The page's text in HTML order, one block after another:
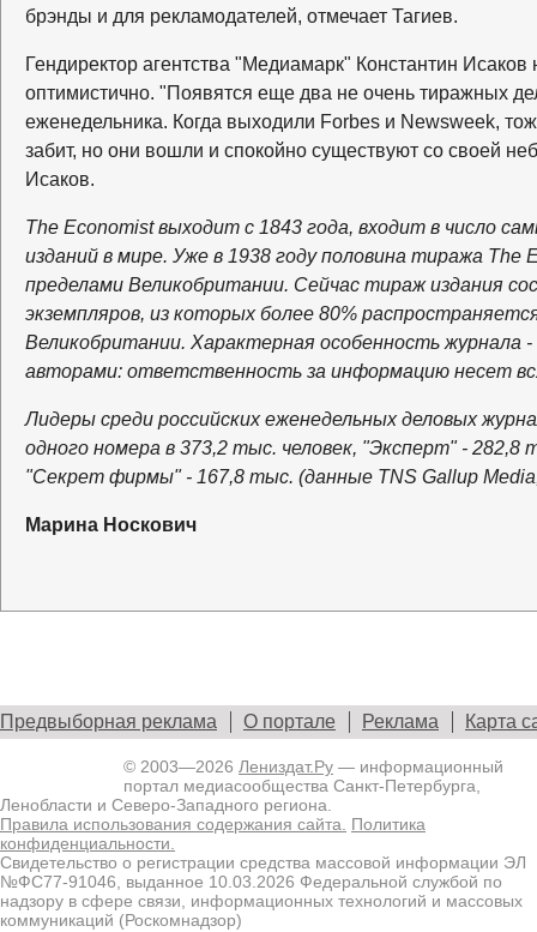
брэнды и для рекламодателей, отмечает Тагиев.
Гендиректор агентства "Медиамарк" Константин Исаков
оптимистично. "Появятся еще два не очень тиражных
еженедельника. Когда выходили Forbes и Newsweek,
забит, но они вошли и спокойно существуют со своей
Исаков.
The Economist выходит с 1843 года, входит в число
изданий в мире. Уже в 1938 году половина тиража The
пределами Великобритании. Сейчас тираж издания
экземпляров, из которых более 80%
Великобритании. Характерная особенность журнала
авторами: ответственность за информацию несет
Лидеры среди российских еженедельных деловых
одного номера в 373,2 тыс. человек, "Эксперт" -
"Секрет фирмы" - 167,8 тыс. (данные TNS Gallup
Марина Носкович
Предвыборная реклама О портале Реклама Карта
© 2003—2026 Лениздат.Ру — информационный
портал медиасообщества Санкт-Петербурга,
Ленобласти и Северо-Западного региона.
Правила использования содержания сайта.
Политика
конфиденциальности.
Свидетельство о регистрации средства массовой информации ЭЛ
№ФС77-91046, выданное 10.03.2026 Федеральной службой по
надзору в сфере связи, информационных технологий и массовых
коммуникаций (Роскомнадзор)